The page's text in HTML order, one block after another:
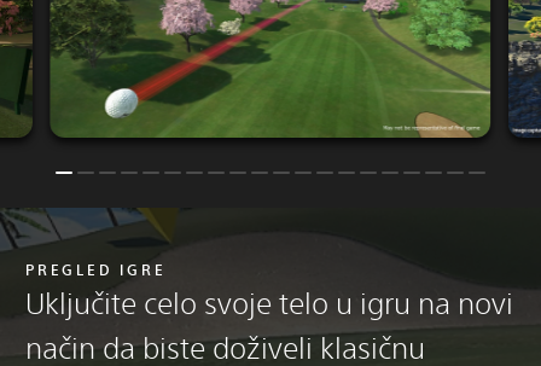
PREGLED IGRE
Uključite celo svoje telo u igru na novi
način da biste doživeli klasičnu